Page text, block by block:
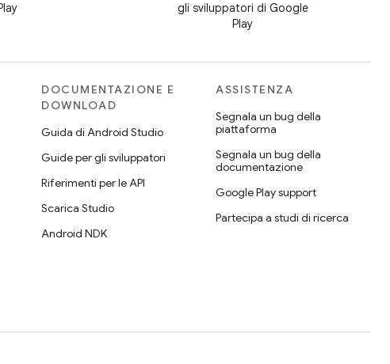
gli sviluppatori di Google
Play
DOCUMENTAZIONE E
DOWNLOAD
Guida di Android Studio
Guide per gli sviluppatori
Riferimenti per le API
Scarica Studio
Android NDK
ASSISTENZA
Segnala un bug della
piattaforma
Segnala un bug della
documentazione
Google Play support
Partecipa a studi di ricerca